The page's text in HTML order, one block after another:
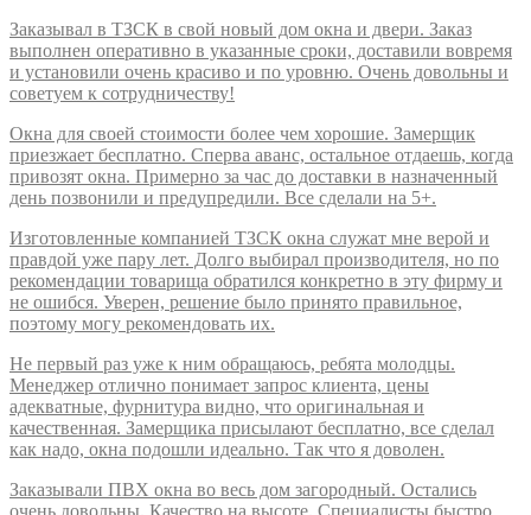
Заказывал в ТЗСК в свой новый дом окна и двери. Заказ
выполнен оперативно в указанные сроки, доставили вовремя
и установили очень красиво и по уровню. Очень довольны и
советуем к сотрудничеству!
Окна для своей стоимости более чем хорошие. Замерщик
приезжает бесплатно. Сперва аванс, остальное отдаешь, когда
привозят окна. Примерно за час до доставки в назначенный
день позвонили и предупредили. Все сделали на 5+.
Изготовленные компанией ТЗСК окна служат мне верой и
правдой уже пару лет. Долго выбирал производителя, но по
рекомендации товарища обратился конкретно в эту фирму и
не ошибся. Уверен, решение было принято правильное,
поэтому могу рекомендовать их.
Не первый раз уже к ним обращаюсь, ребята молодцы.
Менеджер отлично понимает запрос клиента, цены
адекватные, фурнитура видно, что оригинальная и
качественная. Замерщика присылают бесплатно, все сделал
как надо, окна подошли идеально. Так что я доволен.
Заказывали ПВХ окна во весь дом загородный. Остались
очень довольны. Качество на высоте. Специалисты быстро